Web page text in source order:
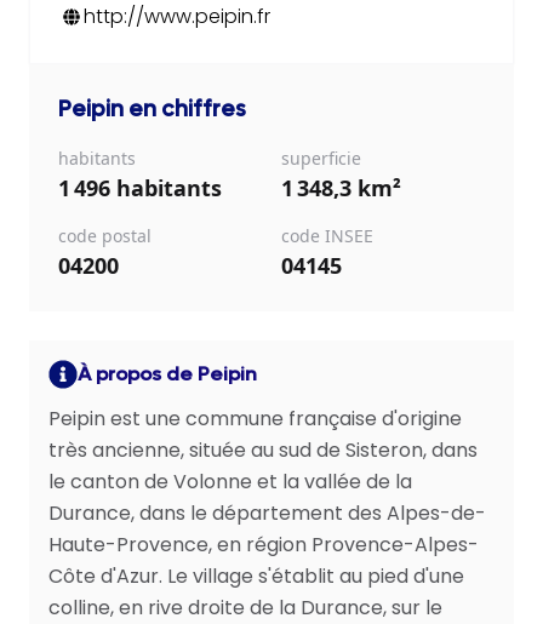
http://www.peipin.fr
Peipin en chiffres
habitants
1 496 habitants
superficie
1 348,3 km²
code postal
04200
code INSEE
04145
À propos de Peipin
Peipin est une commune française d'origine
très ancienne, située au sud de Sisteron, dans
le canton de Volonne et la vallée de la
Durance, dans le département des Alpes-de-
Haute-Provence, en région Provence-Alpes-
Côte d'Azur. Le village s'établit au pied d'une
colline, en rive droite de la Durance, sur le